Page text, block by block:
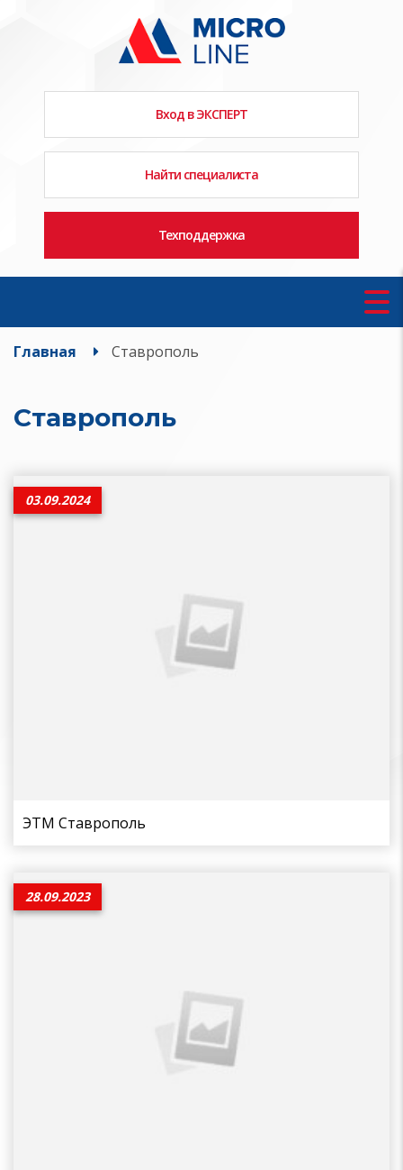
Вход в ЭКСПЕРТ
Найти специалиста
Техподдержка
Главная Ставрополь
Ставрополь
03.09.2024
ЭТМ Ставрополь
28.09.2023